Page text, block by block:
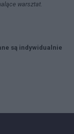
warsztat.
są indywidualnie